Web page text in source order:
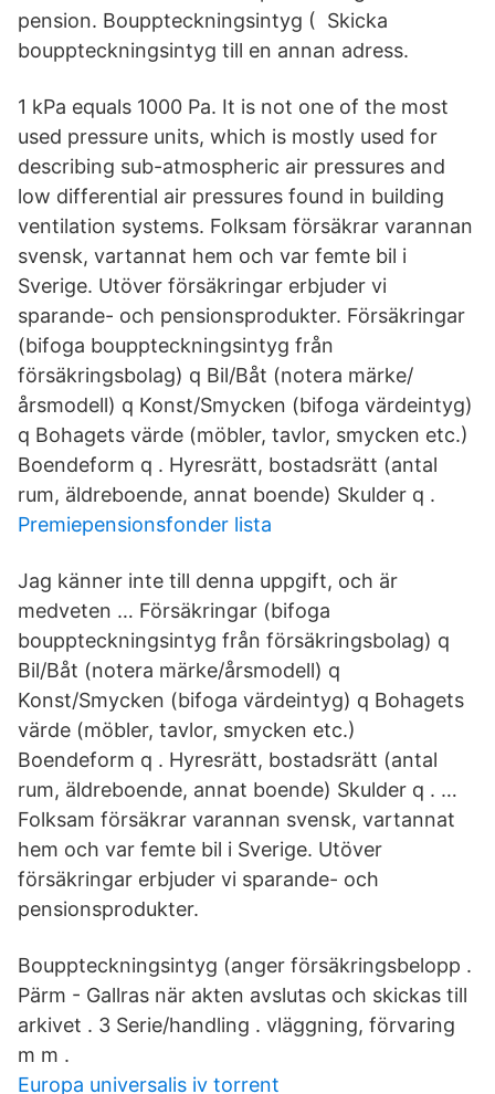
pension. Bouppteckningsintyg ( Skicka
bouppteckningsintyg till en annan adress.
1 kPa equals 1000 Pa. It is not one of the most
used pressure units, which is mostly used for
describing sub-atmospheric air pressures and
low differential air pressures found in building
ventilation systems. Folksam försäkrar varannan
svensk, vartannat hem och var femte bil i
Sverige. Utöver försäkringar erbjuder vi
sparande- och pensionsprodukter. Försäkringar
(bifoga bouppteckningsintyg från
försäkringsbolag) q Bil/Båt (notera märke/
årsmodell) q Konst/Smycken (bifoga värdeintyg)
q Bohagets värde (möbler, tavlor, smycken etc.)
Boendeform q . Hyresrätt, bostadsrätt (antal
rum, äldreboende, annat boende) Skulder q .
Premiepensionsfonder lista
Jag känner inte till denna uppgift, och är
medveten … Försäkringar (bifoga
bouppteckningsintyg från försäkringsbolag) q
Bil/Båt (notera märke/årsmodell) q
Konst/Smycken (bifoga värdeintyg) q Bohagets
värde (möbler, tavlor, smycken etc.)
Boendeform q . Hyresrätt, bostadsrätt (antal
rum, äldreboende, annat boende) Skulder q . …
Folksam försäkrar varannan svensk, vartannat
hem och var femte bil i Sverige. Utöver
försäkringar erbjuder vi sparande- och
pensionsprodukter.
Bouppteckningsintyg (anger försäkringsbelopp .
Pärm - Gallras när akten avslutas och skickas till
arkivet . 3 Serie/handling . vläggning, förvaring
m m .
Europa universalis iv torrent